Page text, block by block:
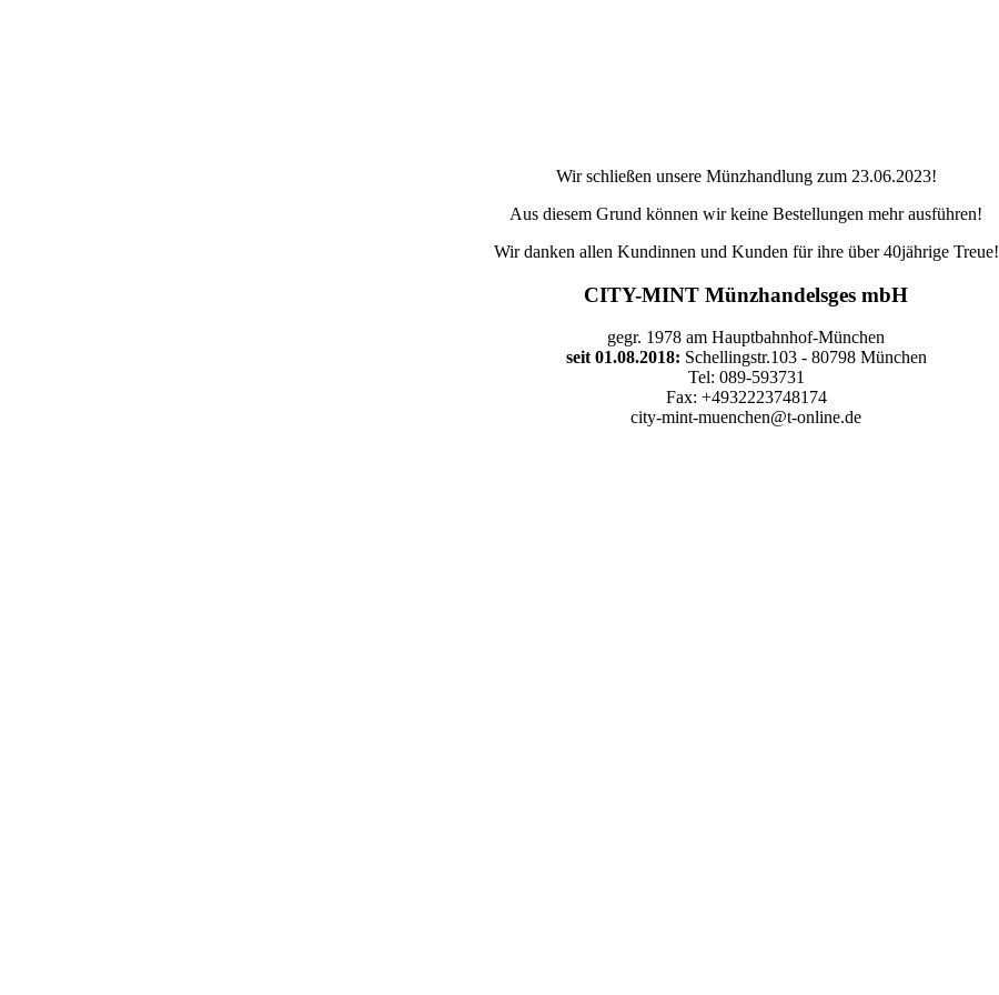
Wir schließen unsere Münzhandlung zum 23.06.2023!
Aus diesem Grund können wir keine Bestellungen mehr ausführen!
Wir danken allen Kundinnen und Kunden für ihre über 40jährige Treue!
CITY-MINT Münzhandelsges mbH
gegr. 1978 am Hauptbahnhof-München
seit 01.08.2018: Schellingstr.103 - 80798 München
Tel: 089-593731
Fax: +4932223748174
city-mint-muenchen@t-online.de